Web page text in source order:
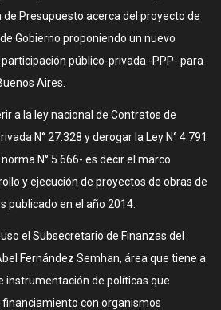
Presupuesto acerca del proyecto de
Gobierno proponiendo un nuevo
público-privada -PPP- para
Aires.
a la ley nacional de Contratos de
N° 27.328 y derogar la Ley N° 4.791
N° 5.666- es decir el marco
y ejecución de proyectos de obras de
publicado en el año 2014.
el Subsecretario de Finanzas del
Fernández Semhan, área que tiene a
instrumentación de políticas que
con organismos